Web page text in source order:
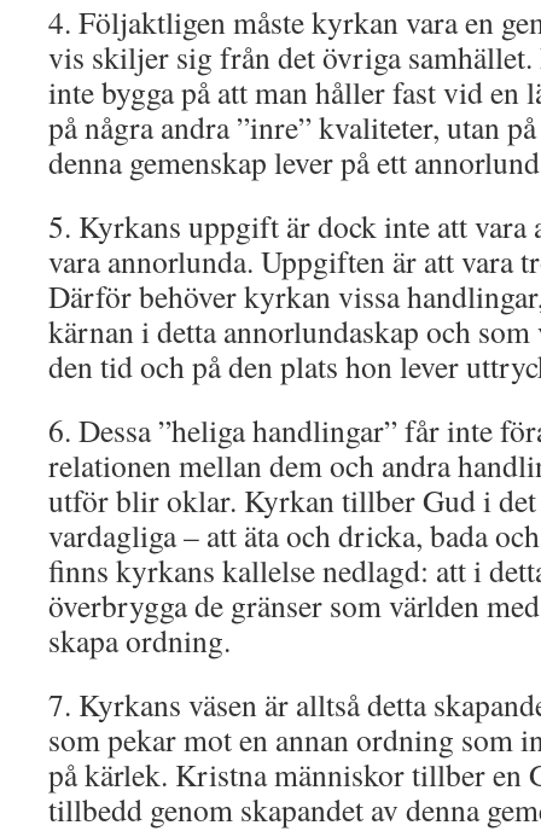
4. Följaktligen måste kyrkan vara en
vis skiljer sig från det övriga
inte bygga på att man håller fast vid en
på några andra ”inre” kvaliteter, utan
denna gemenskap lever på ett
5. Kyrkans uppgift är dock inte att vara
vara annorlunda. Uppgiften är att vara
Därför behöver kyrkan vissa
kärnan i detta annorlundaskap och
den tid och på den plats hon lever
6. Dessa ”heliga handlingar” får inte
relationen mellan dem och andra
utför blir oklar. Kyrkan tillber Gud i
vardagliga – att äta och dricka, bada
finns kyrkans kallelse nedlagd: att i
överbrygga de gränser som världen
skapa ordning.
7. Kyrkans väsen är alltså detta
som pekar mot en annan ordning som
på kärlek. Kristna människor tillber en
tillbedd genom skapandet av denna